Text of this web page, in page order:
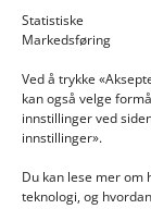
Statistiske
Markedsføring
Ved å trykke
kan også velge
innstillinger ved
innstillinger».
Du kan lese mer om
teknologi, og